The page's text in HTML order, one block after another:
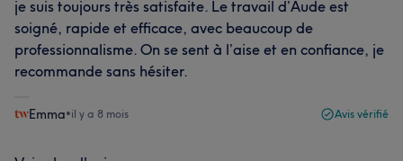
je suis toujours très satisfaite. Le travail d’Aude est
soigné, rapide et efficace, avec beaucoup de
professionnalisme. On se sent à l’aise et en confiance, je
recommande sans hésiter.
Emma•il y a 8 mois Avis vérifié